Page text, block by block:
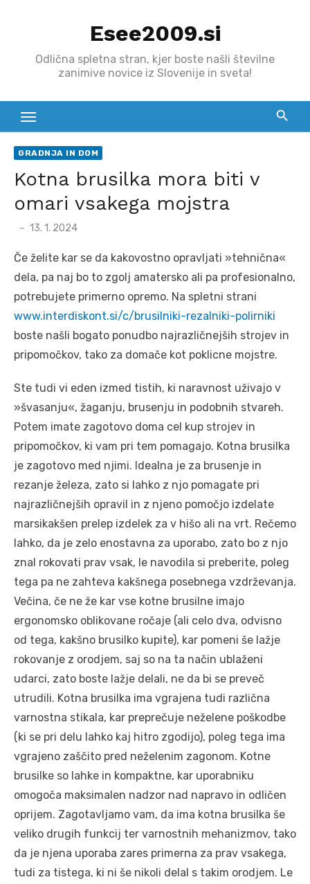
Esee2009.si
Odlična spletna stran, kjer boste našli številne
zanimive novice iz Slovenije in sveta!
GRADNJA IN DOM
Kotna brusilka mora biti v
omari vsakega mojstra
Posted
13. 1. 2024
Če želite kar se da kakovostno opravljati »tehnična«
dela, pa naj bo to zgolj amatersko ali pa profesionalno,
potrebujete primerno opremo. Na spletni strani
www.interdiskont.si/c/brusilniki-rezalniki-polirniki
boste našli bogato ponudbo najrazličnejših strojev in
pripomočkov, tako za domače kot poklicne mojstre.
Ste tudi vi eden izmed tistih, ki naravnost uživajo v
»švasanju«, žaganju, brusenju in podobnih stvareh.
Potem imate zagotovo doma cel kup strojev in
pripomočkov, ki vam pri tem pomagajo. Kotna brusilka
je zagotovo med njimi. Idealna je za brusenje in
rezanje železa, zato si lahko z njo pomagate pri
najrazličnejših opravil in z njeno pomočjo izdelate
marsikakšen prelep izdelek za v hišo ali na vrt. Rečemo
lahko, da je zelo enostavna za uporabo, zato bo z njo
znal rokovati prav vsak, le navodila si preberite, poleg
tega pa ne zahteva kakšnega posebnega vzdrževanja.
Večina, če ne že kar vse kotne brusilne imajo
ergonomsko oblikovane ročaje (ali celo dva, odvisno
od tega, kakšno brusilko kupite), kar pomeni še lažje
rokovanje z orodjem, saj so na ta način ublaženi
udarci, zato boste lažje delali, ne da bi se preveč
utrudili. Kotna brusilka ima vgrajena tudi različna
varnostna stikala, kar preprečuje neželene poškodbe
(ki se pri delu lahko kaj hitro zgodijo), poleg tega ima
vgrajeno zaščito pred neželenim zagonom. Kotne
brusilke so lahke in kompaktne, kar uporabniku
omogoča maksimalen nadzor nad napravo in odličen
oprijem. Zagotavljamo vam, da ima kotna brusilka še
veliko drugih funkcij ter varnostnih mehanizmov, tako
da je njena uporaba zares primerna za prav vsakega,
tudi za tistega, ki ni še nikoli delal s takim orodjem. Le